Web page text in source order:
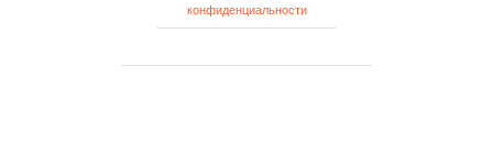
конфиденциальности